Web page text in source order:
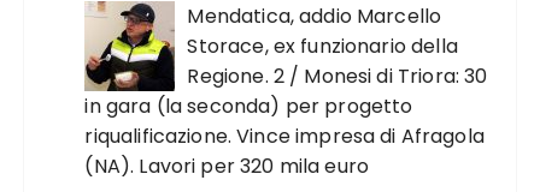
Mendatica, addio Marcello
Storace, ex funzionario della
Regione. 2 / Monesi di Triora: 30
in gara (la seconda) per progetto
riqualificazione. Vince impresa di Afragola
(NA). Lavori per 320 mila euro